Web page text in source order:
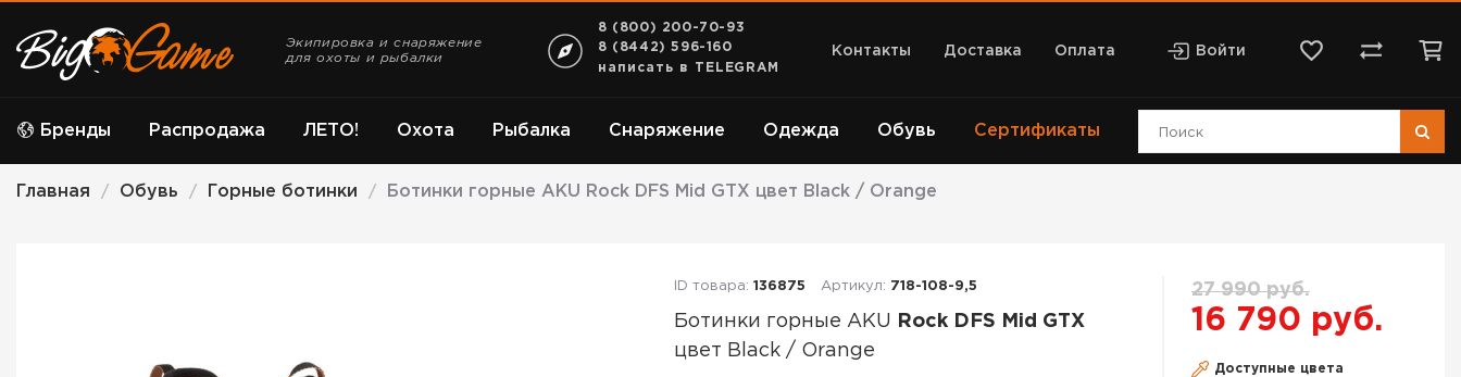
Экипировка и снаряжение
для охоты и рыбалки
8 (800) 200-70-93
8 (8442) 596-160
написать в TELEGRAM
Контакты Доставка Оплата Войти
Бренды ЛЕТО! Охота Рыбалка Снаряжение Одежда Обувь
Распродажа Сертификаты
Главная / Обувь / Горные ботинки / Ботинки горные AKU Rock DFS Mid GTX цвет Black / Orange
ID товара: 136875 Артикул: 718-108-9,5
Ботинки горные AKU
Rock DFS Mid GTX
цвет Black / Orange
27 990 руб.
16 790 руб.
Доступные цвета